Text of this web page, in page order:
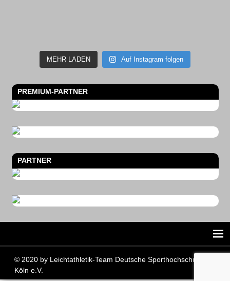
MEHR LADEN Auf Instagram folgen
PREMIUM-PARTNER
PARTNER
© 2020 by Leichtathletik-Team Deutsche Sporthochschule
Köln e.V.